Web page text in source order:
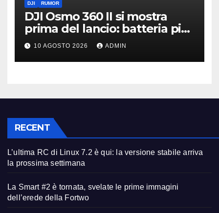
DJI RUMOR
DJI Osmo 360 II si mostra
prima del lancio: batteria più
grande e video 8K
10 AGOSTO 2026 ADMIN
RECENT
L’ultima RC di Linux 7.2 è qui: la versione stabile arriva
la prossima settimana
La Smart #2 è tornata, svelate le prime immagini
dell’erede della Fortwo